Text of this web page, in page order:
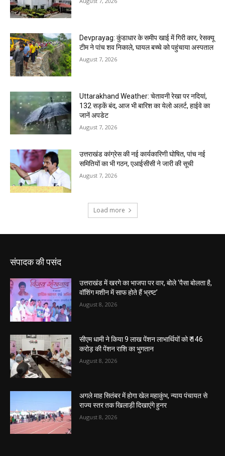
संपादक की पसंद
उत्तराखंड में खरगे का भाजपा पर वार, बोले ‘पैसा बोलता है,
वॉशिंग मशीन में साफ होते हैं भ्रष्ट’
August 8, 2026
सीएम धामी ने किया 9 लाख पेंशन लाभार्थियों को ₹ 146
करोड़ की पेंशन राशि का भुगतान
August 8, 2026
अगले माह सितंबर में होगा खेल महाकुंभ, न्याय पंचायत से
राज्य स्तर तक खिलाड़ी दिखाएंगे हुनर
August 8, 2026